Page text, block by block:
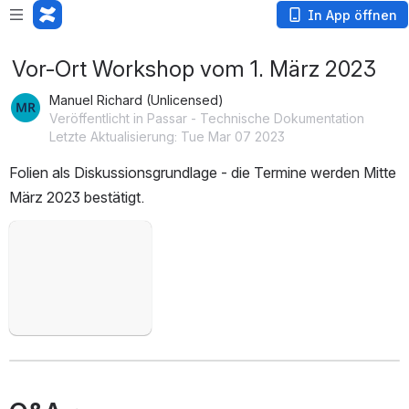
In App öffnen
Vor-Ort Workshop vom 1. März 2023
Manuel Richard (Unlicensed)
Veröffentlicht in Passar - Technische Dokumentation
Letzte Aktualisierung: Tue Mar 07 2023
Folien als Diskussionsgrundlage - die Termine werden Mitte
März 2023 bestätigt.